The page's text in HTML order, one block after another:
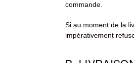
commande.
Si au moment de la
impérativement